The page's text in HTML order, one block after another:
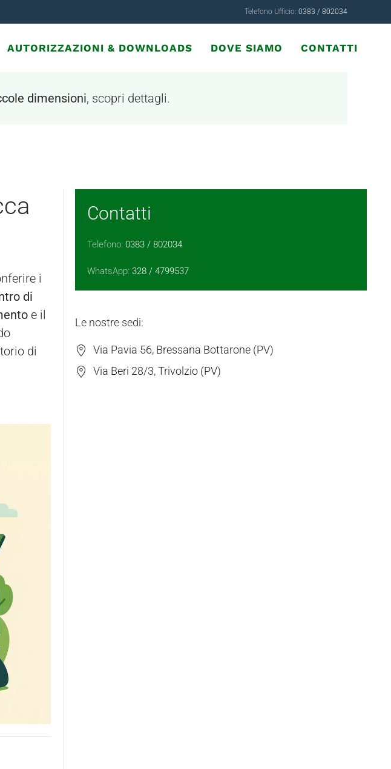
Telefono Ufficio: 0383 / 802034
AUTORIZZAZIONI & DOWNLOADS DOVE SIAMO CONTATTI
dimensioni, scopri dettagli.
i
di
e il
di
Contatti
Telefono:0383 / 802034
WhatsApp: 328 / 4799537
Le nostre sedi:
Via Pavia 56, Bressana Bottarone (PV)
Via Beri 28/3, Trivolzio (PV)